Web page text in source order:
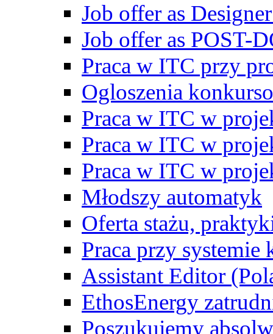
Job offer as
Job offer as POST-
Praca w ITC przy
Ogloszenia
Praca w ITC w
Praca w ITC w
Praca w ITC w
Młodszy automatyk
Oferta stażu,
Praca przy
Assistant Editor
EthosEnergy
Poszukujemy